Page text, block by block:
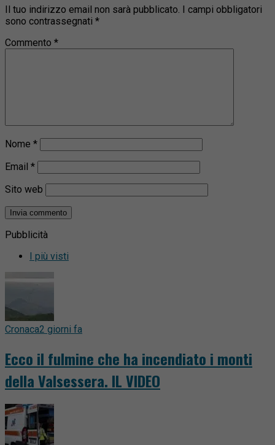
Il tuo indirizzo email non sarà pubblicato.
I campi obbligatori
sono contrassegnati *
Commento *
Nome *
Email *
Sito web
Pubblicità
I più visti
Cronaca2 giorni fa
Ecco il fulmine che ha incendiato i monti
della Valsessera. IL VIDEO